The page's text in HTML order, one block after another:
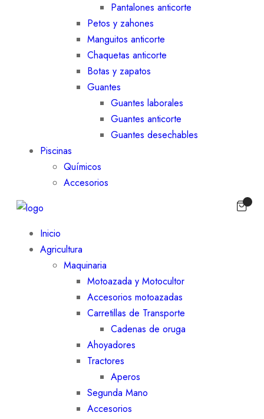
Pantalones anticorte
Petos y zahones
Manguitos anticorte
Chaquetas anticorte
Botas y zapatos
Guantes
Guantes laborales
Guantes anticorte
Guantes desechables
Piscinas
Químicos
Accesorios
Inicio
Agricultura
Maquinaria
Motoazada y Motocultor
Accesorios motoazadas
Carretillas de Transporte
Cadenas de oruga
Ahoyadores
Tractores
Aperos
Segunda Mano
Accesorios